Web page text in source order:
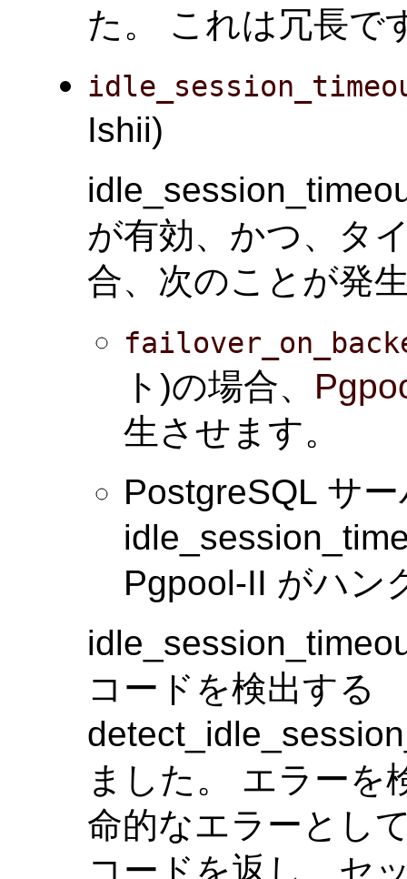
た。 これは冗長で
Ishii)
が有効、かつ、タ
合、次のことが発
ト)の場合、
生させます。
PostgreSQL サ
Pgpool-II がハン
コードを検出する
ました。 エラーを
命的なエラーとし
コードを返し、セ